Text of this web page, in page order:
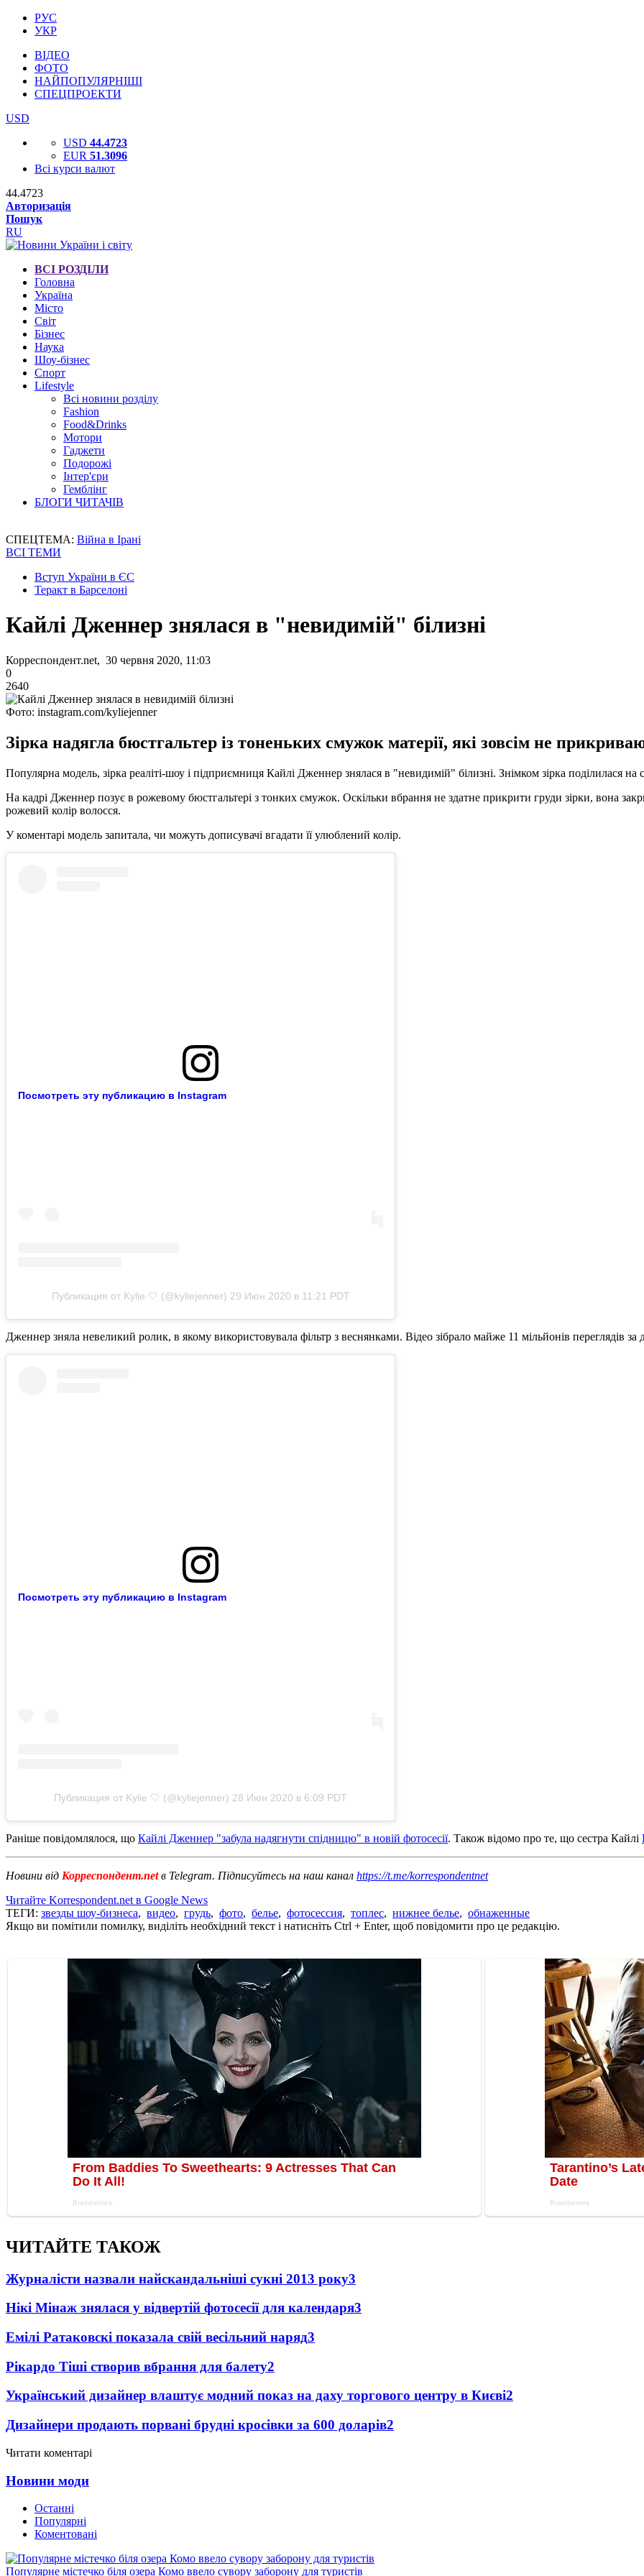
РУС
УКР
ВІДЕО
ФОТО
НАЙПОПУЛЯРНІШІ
СПЕЦПРОЕКТИ
USD
USD 44.4723
EUR 51.3096
Всі курси валют
44.4723
Авторизація
Пошук
RU
ВСІ РОЗДІЛИ
Головна
Україна
Місто
Світ
Бізнес
Наука
Шоу-бізнес
Спорт
Lifestyle
Всі новини розділу
Fashion
Food&Drinks
Мотори
Гаджети
Подорожі
Інтер'єри
Гемблінг
БЛОГИ ЧИТАЧІВ
СПЕЦТЕМА: Війна в Ірані
ВСІ ТЕМИ
Вступ України в ЄС
Теракт в Барселоні
Кайлі Дженнер знялася в "невидимій" білизні
Корреспондент.net, 30 червня 2020, 11:03
0
2640
Фото: instagram.com/kyliejenner
Зірка надягла бюстгальтер із тоненьких смужок матерії, які зовсім не
Популярна модель, зірка реаліті-шоу і підприємниця Кайлі Дженнер знялася в "невидимій" білизні. Знімком зірка поділилася на
На кадрі Дженнер позує в рожевому бюстгальтері з тонких смужок. Оскільки вбрання не здатне прикрити груди зірки, вона
рожевий колір волосся.
У коментарі модель запитала, чи можуть дописувачі вгадати її улюблений колір.
Посмотреть эту публикацию в Instagram
Публикация от Kylie 🤍 (@kyliejenner) 29 Июн 2020 в 11:21 PDT
Дженнер зняла невеликий ролик, в якому використовувала фільтр з веснянками. Відео зібрало майже 11 мільйонів переглядів за
Посмотреть эту публикацию в Instagram
Публикация от Kylie 🤍 (@kyliejenner) 28 Июн 2020 в 6:09 PDT
Раніше повідомлялося, що Кайлі Дженнер "забула надягнути спідницю" в новій фотосесії. Також відомо про те, що сестра Кайлі
Новини від Корреспондент.netв Telegram. Підписуйтесь на наш канал https://t.me/korrespondentnet
Читайте Korrespondent.net в Google News
ТЕГИ: звезды шоу-бизнеса, видео, грудь, фото, белье, фотосессия, топлес, нижнее белье, обнаженные
Якщо ви помітили помилку, виділіть необхідний текст і натисніть Ctrl + Enter, щоб повідомити про це редакцію.
ЧИТАЙТЕ ТАКОЖ
Журналісти назвали найскандальніші сукні 2013 року3
Нікі Мінаж знялася у відвертій фотосесії для календаря3
Емілі Ратаковскі показала свій весільний наряд3
Рікардо Тіші створив вбрання для балету2
Український дизайнер влаштує модний показ на даху торгового центру в Києві2
Дизайнери продають порвані брудні кросівки за 600 доларів2
Читати коментарі
Новини моди
Останні
Популярні
Коментовані
Популярне містечко біля озера Комо ввело сувору заборону для туристів